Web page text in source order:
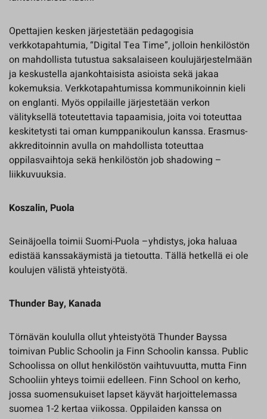
Opettajien kesken järjestetään pedagogisia
verkkotapahtumia, “Digital Tea Time”, jolloin henkilöstön
on mahdollista tutustua saksalaiseen koulujärjestelmään
ja keskustella ajankohtaisista asioista sekä jakaa
kokemuksia. Verkkotapahtumissa kommunikoinnin kieli
on englanti. Myös oppilaille järjestetään verkon
välityksellä toteutettavia tapaamisia, joita voi toteuttaa
keskitetysti tai oman kumppanikoulun kanssa. Erasmus-
akkreditoinnin avulla on mahdollista toteuttaa
oppilasvaihtoja sekä henkilöstön job shadowing –
liikkuvuuksia.
Koszalin, Puola
Seinäjoella toimii Suomi-Puola –yhdistys, joka haluaa
edistää kanssakäymistä ja tietoutta. Tällä hetkellä ei ole
koulujen välistä yhteistyötä.
Thunder Bay, Kanada
Törnävän koululla ollut yhteistyötä Thunder Bayssa
toimivan Public Schoolin ja Finn Schoolin kanssa. Public
Schoolissa on ollut henkilöstön vaihtuvuutta, mutta Finn
Schooliin yhteys toimii edelleen. Finn School on kerho,
jossa suomensukuiset lapset käyvät harjoittelemassa
suomea 1-2 kertaa viikossa. Oppilaiden kanssa on